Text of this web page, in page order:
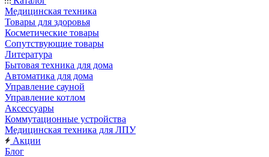
Медицинская техника
Товары для здоровья
Косметические товары
Сопутствующие товары
Литература
Бытовая техника для дома
Автоматика для дома
Управление сауной
Управление котлом
Аксессуары
Коммутационные устройства
Медицинская техника для ЛПУ
Акции
Блог